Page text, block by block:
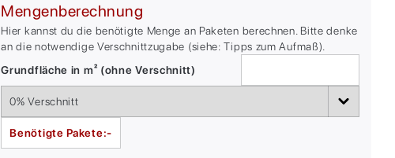
Mengenberechnung
Hier kannst du die benötigte Menge an Paketen berechnen. Bitte denke
an die notwendige Verschnittzugabe (siehe: Tipps zum Aufmaß).
Grundfläche in m² (ohne Verschnitt)
Benötigte Pakete:-